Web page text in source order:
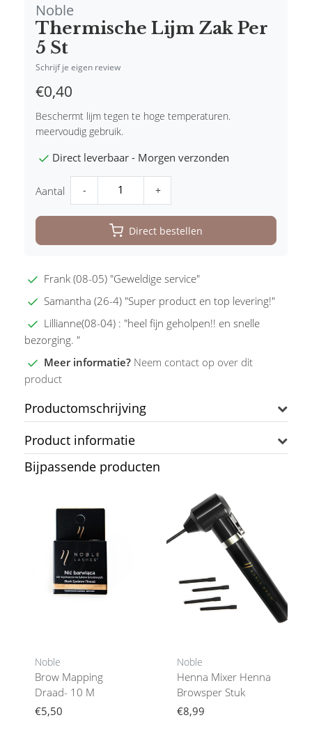
Noble
Thermische Lijm Zak Per
5 St
Schrijf je eigen review
€0,40
Beschermt lijm tegen te hoge temperaturen.
meervoudig gebruik.
Direct leverbaar - Morgen verzonden
Aantal - +
Direct bestellen
Frank (08-05) "Geweldige service"
Samantha (26-4) "Super product en top levering!"
Lillianne(08-04) : "heel fijn geholpen!! en snelle
bezorging. "
Meer informatie? Neem contact op over dit
product
Productomschrijving
Product informatie
Bijpassende producten
Noble
Brow Mapping
Draad- 10 M
€5,50
Noble
Henna Mixer Henna
Browsper Stuk
€8,99